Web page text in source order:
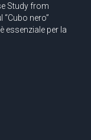
Study from
nero”
essenziale per la